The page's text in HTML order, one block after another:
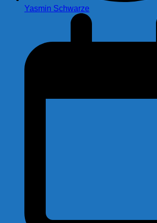
Yasmin Schwarze